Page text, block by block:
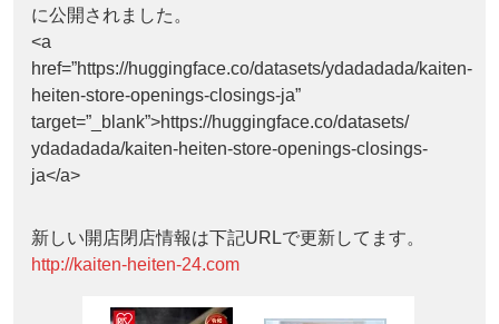
に公開されました。
<a
href=”https://huggingface.co/datasets/ydadadada/kaiten-
heiten-store-openings-closings-ja”
target=”_blank”>https://huggingface.co/datasets/
ydadadada/kaiten-heiten-store-openings-closings-
ja</a>
新しい開店閉店情報は下記URLで更新してます。
http://kaiten-heiten-24.com